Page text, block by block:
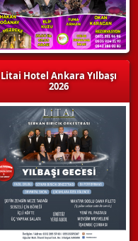
Litai Hotel Ankara Yılbaşı
2026